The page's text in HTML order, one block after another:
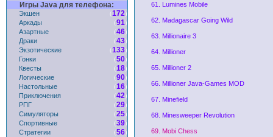
Игры Java для телефона:
Экшен (172)
Аркады
(91)
Азартные
(46)
Драки
(43)
Экзотические
(133)
Гонки
(50)
Квесты
(18)
Логические
(90)
Настольные
(16)
Приключения
(42)
РПГ
(29)
Симуляторы
(25)
Спортивные
(39)
Стратегии
(56)
61. Lumines Mobile
62. Madagascar Going Wild
63. Millionaire 3
64. Millioner
65. Millioner 2
66. Millioner Java-Games MOD
67. Minefield
68. Minesweeper Revolution
69. Mobi Chess